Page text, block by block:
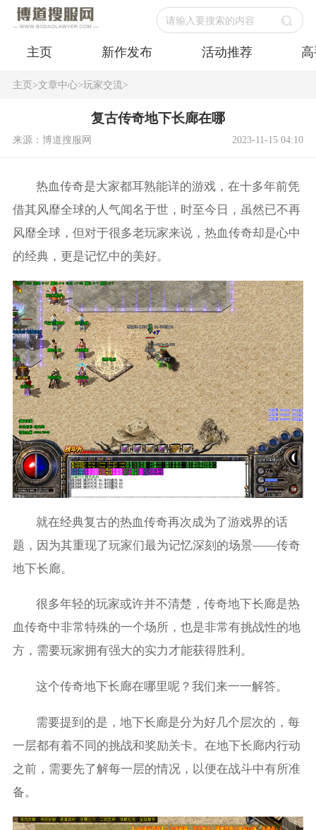
请输入要搜索的内容
主页 新作发布 活动推荐
主页>文章中心>玩家交流>
复古传奇地下长廊在哪
来源：博道搜服网 2023-11-15 04:10
热血传奇是大家都耳熟能详的游戏，在十多年前凭
借其风靡全球的人气闻名于世，时至今日，虽然已不再
风靡全球，但对于很多老玩家来说，热血传奇却是心中
的经典，更是记忆中的美好。
就在经典复古的热血传奇再次成为了游戏界的话
题，因为其重现了玩家们最为记忆深刻的场景——传奇
地下长廊。
很多年轻的玩家或许并不清楚，传奇地下长廊是热
血传奇中非常特殊的一个场所，也是非常有挑战性的地
方，需要玩家拥有强大的实力才能获得胜利。
这个传奇地下长廊在哪里呢？我们来一一解答。
需要提到的是，地下长廊是分为好几个层次的，每
一层都有着不同的挑战和奖励关卡。在地下长廊内行动
之前，需要先了解每一层的情况，以便在战斗中有所准
备。